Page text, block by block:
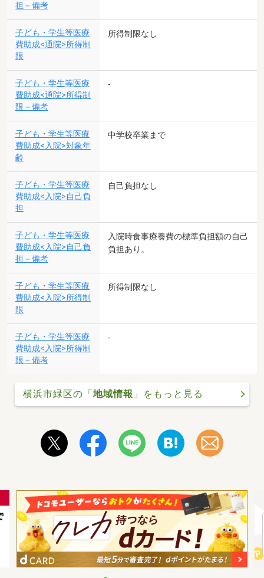
担－備考
子ども・学生等医療
費助成<通院>所得制
限
所得制限なし
子ども・学生等医療
費助成<通院>所得制
限－備考
-
子ども・学生等医療
費助成<入院>対象年
齢
中学校卒業まで
子ども・学生等医療
費助成<入院>自己負
担
自己負担なし
子ども・学生等医療
費助成<入院>自己負
担－備考
入院時食事療養費の標準負担額の自己
負担あり。
子ども・学生等医療
費助成<入院>所得制
限
所得制限なし
子ども・学生等医療
費助成<入院>所得制
限－備考
-
横浜市緑区の「地域情報 」をもっと見る